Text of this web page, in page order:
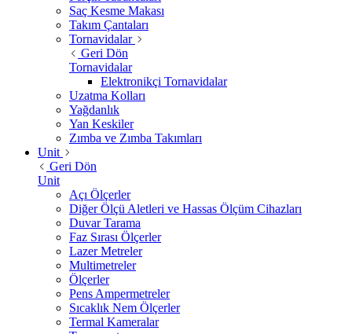
Saç Kesme Makası
Takım Çantaları
Tornavidalar
Geri Dön
Tornavidalar
Elektronikçi Tornavidalar
Uzatma Kolları
Yağdanlık
Yan Keskiler
Zımba ve Zımba Takımları
Unit
Geri Dön
Unit
Açı Ölçerler
Diğer Ölçü Aletleri ve Hassas Ölçüm Cihazları
Duvar Tarama
Faz Sırası Ölçerler
Lazer Metreler
Multimetreler
Ölçerler
Pens Ampermetreler
Sıcaklık Nem Ölçerler
Termal Kameralar